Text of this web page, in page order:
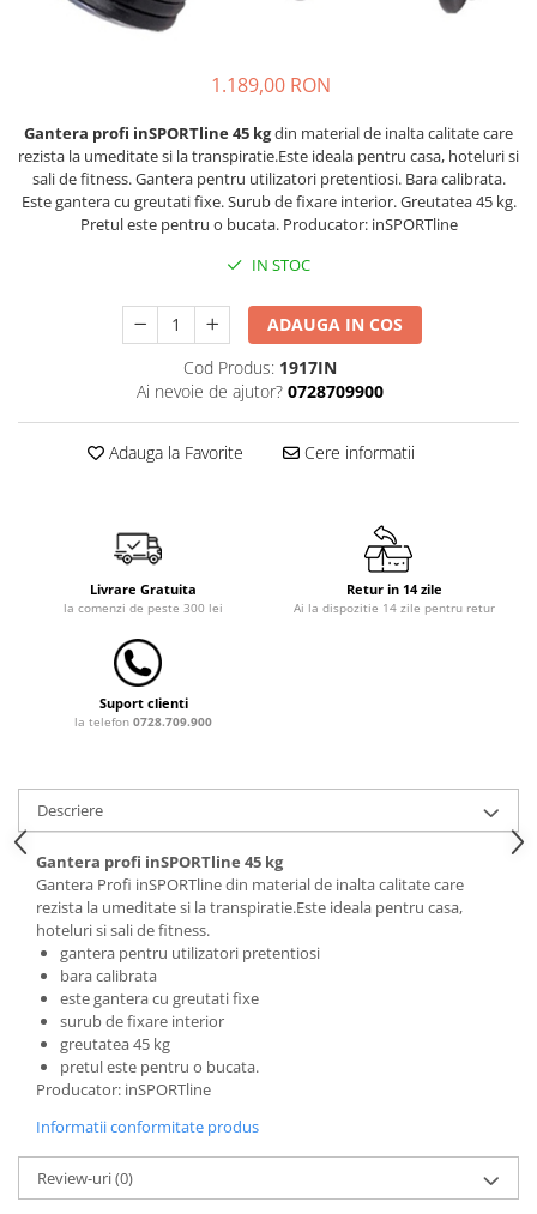
Lenjerii patut 140 x 70 cm
Paturici copii
Perne copii si mamici
Protectii saltea
Tarcuri si patuturi pliabile
Bariere si protectie laterala pat
Bariere de protectie pat
Porti de siguranta
Carusele patut
Covoare copii
Dulap si cutii depozitare jucarii
Fotolii copii
Lampi de veghe
Mobilier Birou
Sac de dormit copii
Sac de dormit 70 cm
Sac de dormit 80 cm
Sac de dormit 90 cm
Sac de dormit 100 cm
Sac de dormit 110 cm
Sac de dormit 120 cm
Sac de dormit 130 cm
Sac de dormit 140 cm
Sac de dormit 150 cm
Sac de dormit tineret
Saltele de infasat
Biciclete fara pedale
Masinute fara pedale
Role copii si adulti
Scaune de biciclete copii
Papusi si cele necesare
Trambuline si accesorii
Tensiometre
Termometre camera si baie
Termometre copii si bebe
Umidificatoare electrice aer
Saltele si Covoare sport Fitness
1.189,00 RON
Gantera profi inSPORTline 45 kgdin material de inalta calitate care
rezista la umeditate si la transpiratie.Este ideala pentru casa, hoteluri si
sali de fitness. Gantera pentru utilizatori pretentiosi. Bara calibrata.
Este gantera cu greutati fixe. Surub de fixare interior. Greutatea 45 kg.
Pretul este pentru o bucata. Producator: inSPORTline
IN STOC
ADAUGA IN COS
Cod Produs: 1917IN
Ai nevoie de ajutor? 0728709900
Adauga la Favorite Cere informatii
Livrare Gratuita
la comenzi de peste 300 lei
Retur in 14 zile
Ai la dispozitie 14 zile pentru retur
Suport clienti
la telefon 0728.709.900
Descriere
Gantera profi inSPORTline 45 kg
Gantera Profi inSPORTline din material de inalta calitate care
rezista la umeditate si la transpiratie.Este ideala pentru casa,
hoteluri si sali de fitness.
gantera pentru utilizatori pretentiosi
bara calibrata
este gantera cu greutati fixe
surub de fixare interior
greutatea 45 kg
pretul este pentru o bucata.
Producator: inSPORTline
Informatii conformitate produs
Review-uri(0)